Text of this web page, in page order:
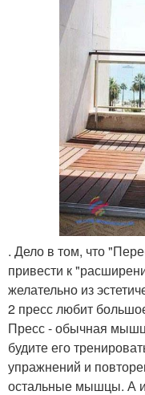
. Дело в том, что
привести к
желательно из
2 пресс любит
Пресс - обычная
будите его
упражнений и
остальные мышцы. А